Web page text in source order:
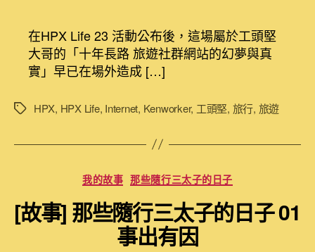
者
佈
日
期
HPX
Life
23
長
群
網
站
在HPX Life 23 活動公布後，這場屬於工頭堅
大哥的「十年長路 旅遊社群網站的幻夢與真
實」早已在場外造成 […]
標
HPX, HPX Life, Internet, Kenworker, 工頭堅, 旅行, 旅遊
分
類
我的故事 那些隨行三太子的日子
[故事] 那些隨行三太子的日子 01
事出有因